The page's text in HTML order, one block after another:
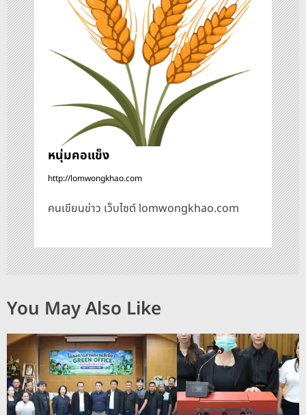
อ
ง
หนุ่มคอแข็ง
http://lomwongkhao.com
คนเขียนข่าว เว็บไซต์ lomwongkhao.com
You May Also Like